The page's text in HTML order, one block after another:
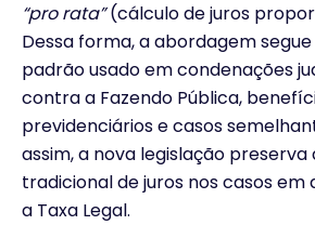
“pro rata”(cálculo de juros
Dessa forma, a abordagem
padrão usado em condenações
contra a Fazendo Pública,
previdenciários e casos
assim, a nova legislação
tradicional de juros nos casos em
a Taxa Legal.